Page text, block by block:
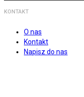
KONTAKT
O nas
Kontakt
Napisz do nas